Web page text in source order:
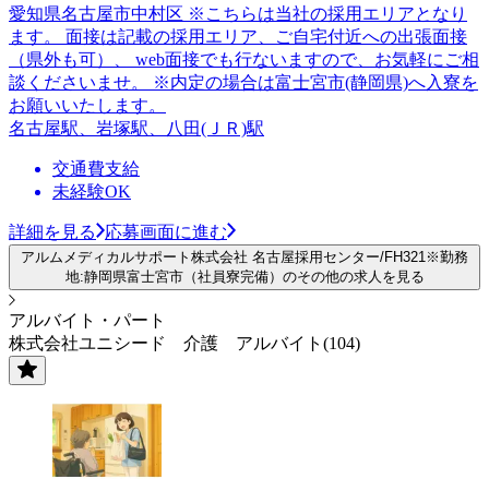
愛知県名古屋市中村区 ※こちらは当社の採用エリアとなり
ます。 面接は記載の採用エリア、ご自宅付近への出張面接
（県外も可）、 web面接でも行ないますので、お気軽にご相
談くださいませ。 ※内定の場合は富士宮市(静岡県)へ入寮を
お願いいたします。
名古屋駅、岩塚駅、八田(ＪＲ)駅
交通費支給
未経験OK
詳細を見る 応募画面に進む
アルムメディカルサポート株式会社 名古屋採用センター/FH321※勤務
地:静岡県富士宮市（社員寮完備）のその他の求人を見る
アルバイト・パート
株式会社ユニシード 介護 アルバイト(104)